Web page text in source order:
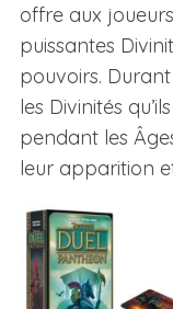
offre aux
puissantes
pouvoirs.
les Divinités
pendant les
leur apparition